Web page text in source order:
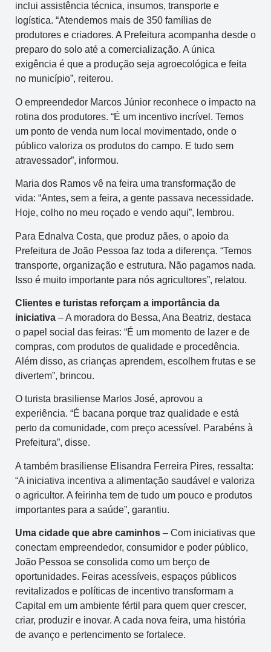
inclui assistência técnica, insumos, transporte e
logística. “Atendemos mais de 350 famílias de
produtores e criadores. A Prefeitura acompanha desde o
preparo do solo até a comercialização. A única
exigência é que a produção seja agroecológica e feita
no município”, reiterou.
O empreendedor Marcos Júnior reconhece o impacto na
rotina dos produtores. “É um incentivo incrível. Temos
um ponto de venda num local movimentado, onde o
público valoriza os produtos do campo. E tudo sem
atravessador”, informou.
Maria dos Ramos vê na feira uma transformação de
vida: “Antes, sem a feira, a gente passava necessidade.
Hoje, colho no meu roçado e vendo aqui”, lembrou.
Para Ednalva Costa, que produz pães, o apoio da
Prefeitura de João Pessoa faz toda a diferença. “Temos
transporte, organização e estrutura. Não pagamos nada.
Isso é muito importante para nós agricultores”, relatou.
Clientes e turistas reforçam a importância da
iniciativa – A moradora do Bessa, Ana Beatriz, destaca
o papel social das feiras: “É um momento de lazer e de
compras, com produtos de qualidade e procedência.
Além disso, as crianças aprendem, escolhem frutas e se
divertem”, brincou.
O turista brasiliense Marlos José, aprovou a
experiência. “É bacana porque traz qualidade e está
perto da comunidade, com preço acessível. Parabéns à
Prefeitura”, disse.
A também brasiliense Elisandra Ferreira Pires, ressalta:
“A iniciativa incentiva a alimentação saudável e valoriza
o agricultor. A feirinha tem de tudo um pouco e produtos
importantes para a saúde”, garantiu.
Uma cidade que abre caminhos – Com iniciativas que
conectam empreendedor, consumidor e poder público,
João Pessoa se consolida como um berço de
oportunidades. Feiras acessíveis, espaços públicos
revitalizados e políticas de incentivo transformam a
Capital em um ambiente fértil para quem quer crescer,
criar, produzir e inovar. A cada nova feira, uma história
de avanço e pertencimento se fortalece.